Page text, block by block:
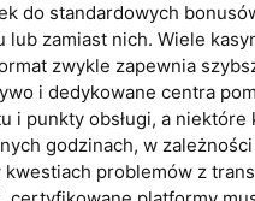
standardowych
zamiast nich. Wiele
zwykle zapewnia
i dedykowane centra
obsługi, a
godzinach, w
problemów z